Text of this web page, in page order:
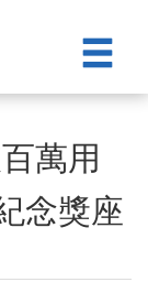
萬用
念獎座